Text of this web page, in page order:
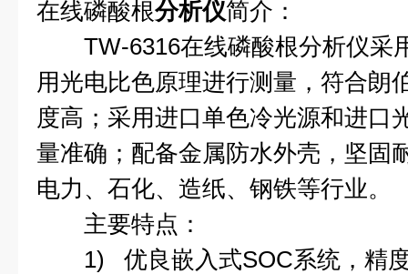
在线磷酸根分析仪简介：
TW-6316在线磷酸根分析仪采
用光电比色原理进行测量，符合朗
度高；采用进口单色冷光源和进口
量准确；配备金属防水外壳，坚固
电力、石化、造纸、钢铁等行业。
主要特点：
1) 优良嵌入式SOC系统，精度